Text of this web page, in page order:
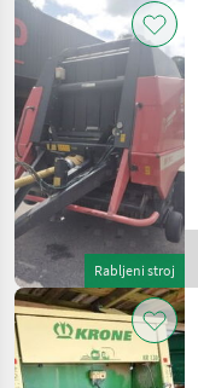
Rabljeni stroj